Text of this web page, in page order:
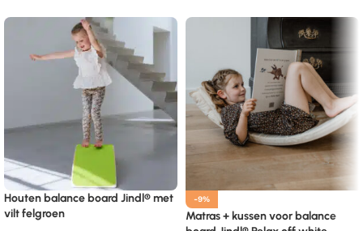
Houten balance board Jindl® met
vilt felgroen
-9%
Matras + kussen voor balance